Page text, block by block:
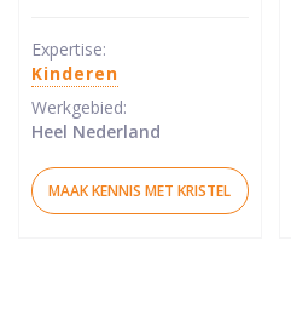
Expertise:
Kinderen
Werkgebied:
Heel Nederland
MAAK KENNIS MET KRISTEL